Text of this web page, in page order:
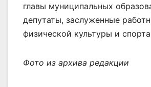
главы муниципальных
депутаты, заслуженные
физической культуры и
Фото из архива редакции